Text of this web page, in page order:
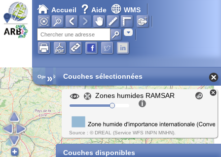
Accueil Aide WMS
Adresse
Open Street Map
» Couches sélectionnées
Zones humides RAMSAR
Source : © DREAL (Service WFS INPN MNHN).
Couches disponibles